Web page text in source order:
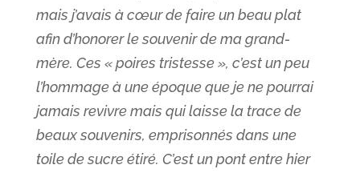
mais j’avais à cœur de faire un beau plat
afin d’honorer le souvenir de ma grand-
mère. Ces « poires tristesse », c’est un peu
l’hommage à une époque que je ne pourrai
jamais revivre mais qui laisse la trace de
beaux souvenirs, emprisonnés dans une
toile de sucre étiré. C’est un pont entre hier